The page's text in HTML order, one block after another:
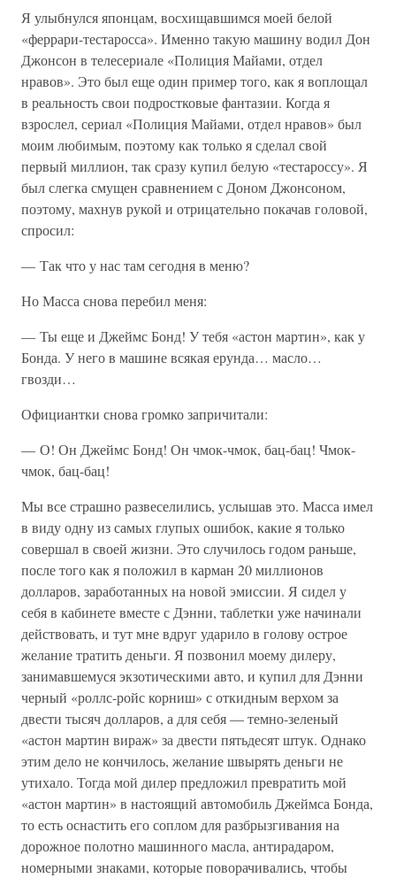
Я улыбнулся японцам, восхищавшимся моей белой
«феррари-тестаросса». Именно такую машину водил Дон
Джонсон в телесериале «Полиция Майами, отдел
нравов». Это был еще один пример того, как я воплощал
в реальность свои подростковые фантазии. Когда я
взрослел, сериал «Полиция Майами, отдел нравов» был
моим любимым, поэтому как только я сделал свой
первый миллион, так сразу купил белую «тестароссу». Я
был слегка смущен сравнением с Доном Джонсоном,
поэтому, махнув рукой и отрицательно покачав головой,
спросил:
— Так что у нас там сегодня в меню?
Но Масса снова перебил меня:
— Ты еще и Джеймс Бонд! У тебя «астон мартин», как у
Бонда. У него в машине всякая ерунда… масло…
гвозди…
Официантки снова громко запричитали:
— О! Он Джеймс Бонд! Он чмок-чмок, бац-бац! Чмок-
чмок, бац-бац!
Мы все страшно развеселились, услышав это. Масса имел
в виду одну из самых глупых ошибок, какие я только
совершал в своей жизни. Это случилось годом раньше,
после того как я положил в карман 20 миллионов
долларов, заработанных на новой эмиссии. Я сидел у
себя в кабинете вместе с Дэнни, таблетки уже начинали
действовать, и тут мне вдруг ударило в голову острое
желание тратить деньги. Я позвонил моему дилеру,
занимавшемуся экзотическими авто, и купил для Дэнни
черный «роллс-ройс корниш» с откидным верхом за
двести тысяч долларов, а для себя — темно-зеленый
«астон мартин вираж» за двести пятьдесят штук. Однако
этим дело не кончилось, желание швырять деньги не
утихало. Тогда мой дилер предложил превратить мой
«астон мартин» в настоящий автомобиль Джеймса Бонда,
то есть оснастить его соплом для разбрызгивания на
дорожное полотно машинного масла, антирадаром,
номерными знаками, которые поворачивались, чтобы